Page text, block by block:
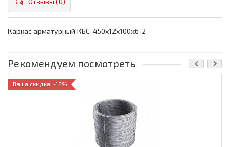
Каркас арматурный КБС-450х12х100х6-2
Рекомендуем посмотреть
Ваша скидка: -18%